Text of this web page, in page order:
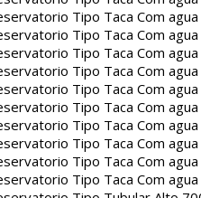
Tipo Taca Com
Tipo Taca Com
Tipo Taca Com
Tipo Taca Com
Tipo Taca Com
Tipo Taca Com
Tipo Taca Com
Tipo Taca Com
Tipo Taca Com
Tipo Taca Com agua